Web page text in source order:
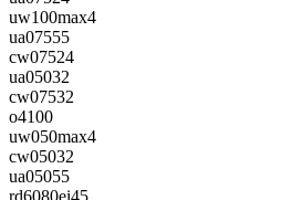
uw100max4
ua07555
cw07524
ua05032
cw07532
o4100
uw050max4
cw05032
ua05055